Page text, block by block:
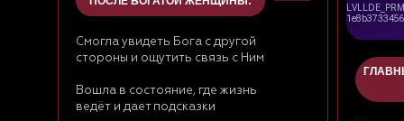
Смогла увидеть Бога с другой
стороны и ощутить связь с Ним
Вошла в состояние, где жизнь
ведёт и дает подсказки